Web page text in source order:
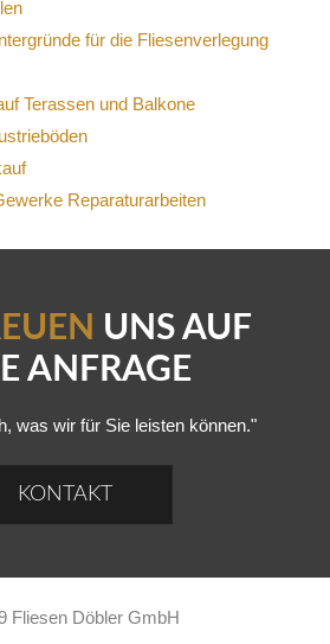
für die Fliesenverlegung
Terassen und Balkone
Reparaturarbeiten
UNS AUF
ANFRAGE
was wir für Sie leisten können."
KONTAKT
Fliesen Döbler GmbH